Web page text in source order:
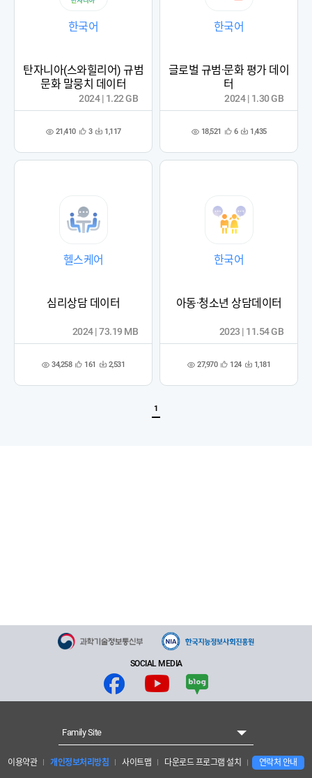
한국어
탄자니아(스와힐리어) 규범
문화 말뭉치 데이터
조 21,410 관
록
3 다 1,117
2024 | 1.22 GB
한국어
글로벌 규범·문화 평가 데이
터
조 18,521 관
록
6 다 1,435
2024 | 1.30 GB
헬스케어
심리상담 데이터
조 34,258 관
록
161 다 2,531
2024 | 73.19 MB
한국어
아동·청소년 상담데이터
조 27,970 관
록
124 다 1,181
2023 | 11.54 GB
1
SOCIAL MEDIA
이용약관 개인정보처리방침 사이트맵 다운로드 프로그램 설치 연락처 안내
Family Site